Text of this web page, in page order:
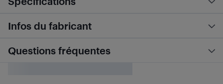
Infos du fabricant
Questions fréquentes